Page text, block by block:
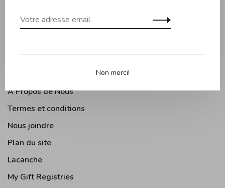
Moments Gourmands
À Propos de Nous
Termes et conditions
Nous joindre
Plan du site
Lacanche
My Gift Registries
Non merci!